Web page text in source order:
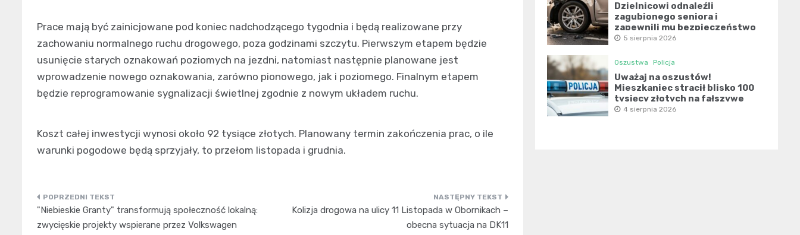
Prace mają być zainicjowane pod koniec nadchodzącego tygodnia i będą realizowane przy
zachowaniu normalnego ruchu drogowego, poza godzinami szczytu. Pierwszym etapem będzie
usunięcie starych oznakowań poziomych na jezdni, natomiast następnie planowane jest
wprowadzenie nowego oznakowania, zarówno pionowego, jak i poziomego. Finalnym etapem
będzie reprogramowanie sygnalizacji świetlnej zgodnie z nowym układem ruchu.
Koszt całej inwestycji wynosi około 92 tysiące złotych. Planowany termin zakończenia prac, o ile
warunki pogodowe będą sprzyjały, to przełom listopada i grudnia.
Nawigacja
wpisu
"Niebieskie Granty" transformują społeczność lokalną:
zwycięskie projekty wspierane przez Volkswagen
Kolizja drogowa na ulicy 11 Listopada w Obornikach –
obecna sytuacja na DK11
Dzielnicowi odnaleźli
zagubionego seniora i
zapewnili mu bezpieczeństwo
5 sierpnia 2026
Oszustwa Policja
Uważaj na oszustów!
Mieszkaniec stracił blisko 100
tysięcy złotych na fałszywe
inwestycje
4 sierpnia 2026